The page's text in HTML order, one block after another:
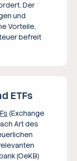
Der
und
Vorteile,
befreit
ETFs
(Exchange
Art des
(OeKB)